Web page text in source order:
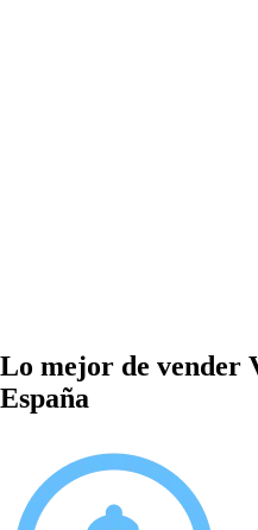
Lo mejor de vender
España